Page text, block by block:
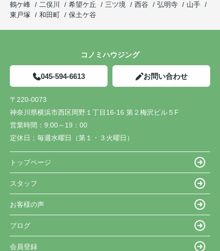
鶴ケ峰
二俣川 希望ケ丘 三ツ境 西谷 弘明寺
山手
東戸塚
和田町 保土ケ谷
コノミハウジング
045-594-6613 お問い合わせ
〒220-0073
神奈川県横浜市西区岡野１丁目16-16 第２梅沢ビル５F
営業時間： 9:00～19：00
定休日： 毎週水曜日（第１・３火曜日）
トップページ
スタッフ
お客様の声
ブログ
会員登録